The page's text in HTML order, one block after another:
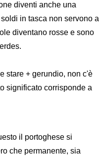
diventi anche una
in tasca non servono a
diventano rosse e sono
stare + gerundio, non c'è
significato corrisponde a
il portoghese si
che permanente, sia